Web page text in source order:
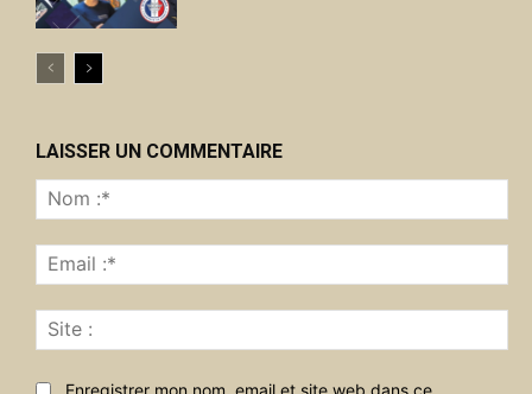
LAISSER UN COMMENTAIRE
:*
:*
:
Enregistrer mon nom, email et site web dans ce